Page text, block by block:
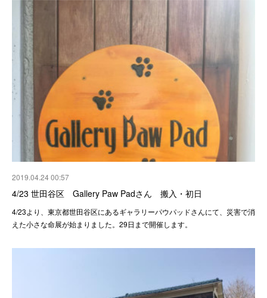
2019.04.24 00:57
4/23 世田谷区 Gallery Paw Padさん 搬入・初日
4/23より、東京都世田谷区にあるギャラリーパウパッドさんにて、災害で消
えた小さな命展が始まりました。29日まで開催します。